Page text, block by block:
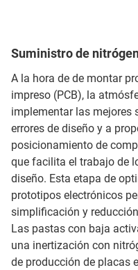
Suministro de
A la hora de de montar
impreso (PCB), la
implementar las mejores
errores de diseño y a
posicionamiento de
que facilita el trabajo de
diseño. Esta etapa de
prototipos electrónicos
simplificación y
Las pastas con baja
una inertización con
de producción de placas